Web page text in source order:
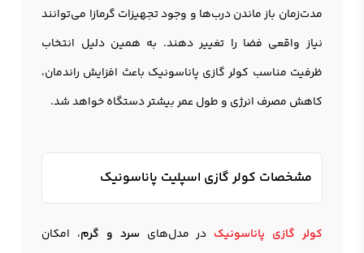
مدت‌زمان باز ماندن درب‌ها و وجود تجهیزات گرمازا می‌توانند
نیاز واقعی فضا را تغییر دهند. به همین دلیل انتخاب
ظرفیت مناسب کولر گازي پاناسونيک باعث افزایش راندمان،
کاهش مصرف انرژی و طول عمر بیشتر دستگاه خواهد شد.
مشخصات کولر گازی اسپلیت پاناسونیک
کولر گازی پاناسونیک در مدل‌های سرد و گرم، امکان